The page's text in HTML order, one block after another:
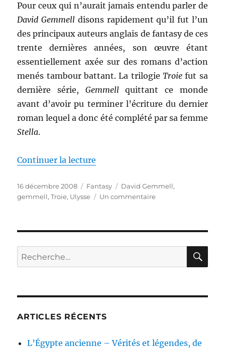
Pour ceux qui n’aurait jamais entendu parler de
David Gemmell disons rapidement qu’il fut l’un
des principaux auteurs anglais de fantasy de ces
trente dernières années, son œuvre étant
essentiellement axée sur des romans d’action
menés tambour battant. La trilogie Troiefut sa
dernière série, Gemmellquittant ce monde
avant d’avoir pu terminer l’écriture du dernier
roman lequel a donc été complété par sa femme
Stella.
Continuer la lecture
Publié
le
16 décembre 2008 Catégories
Fantasy Étiquettes
David Gemmell,
gemmell,Troie, Ulysse Un commentairesur
d’argent,
David
Recherche
pour :
ARTICLES RÉCENTS
L’Égypte ancienne – Vérités et légendes, de